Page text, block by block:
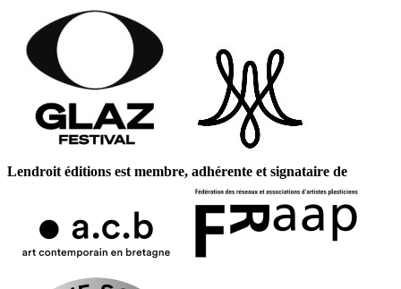
Lendroit éditions est membre, adhérente et signataire de